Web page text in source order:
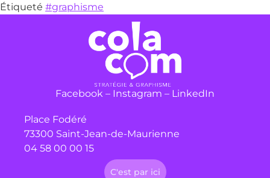
Étiqueté #graphisme
C'est par ici
Facebook – Instagram – LinkedIn
Place Fodéré
73300 Saint-Jean-de-Maurienne
04 58 00 00 15